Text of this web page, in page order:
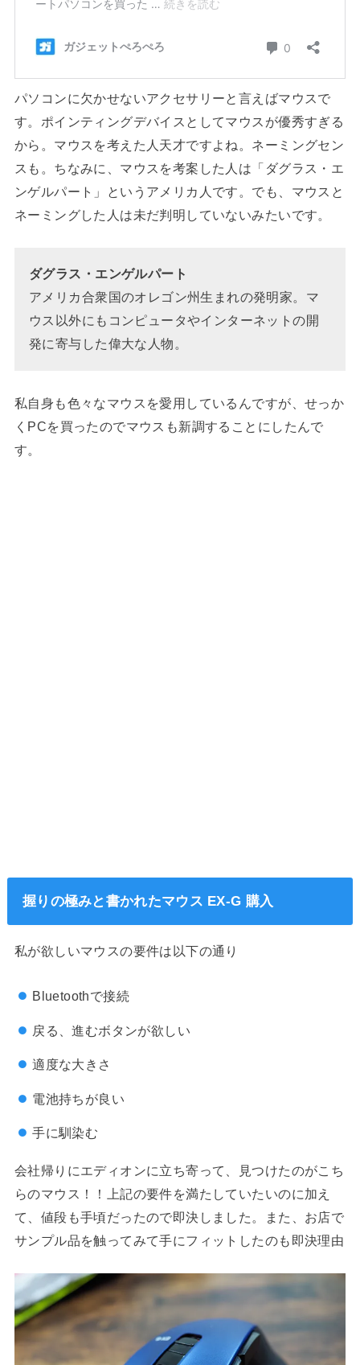
パソコンに欠かせないアクセサリーと言えばマウスで
す。ポインティングデバイスとしてマウスが優秀すぎる
から。マウスを考えた人天才ですよね。ネーミングセン
スも。ちなみに、マウスを考案した人は「ダグラス・エ
ンゲルパート」というアメリカ人です。でも、マウスと
ネーミングした人は未だ判明していないみたいです。
ダグラス・エンゲルパート
アメリカ合衆国のオレゴン州生まれの発明家。マ
ウス以外にもコンピュータやインターネットの開
発に寄与した偉大な人物。
私自身も色々なマウスを愛用しているんですが、せっか
くPCを買ったのでマウスも新調することにしたんで
す。
握りの極みと書かれたマウス EX-G 購入
私が欲しいマウスの要件は以下の通り
Bluetoothで接続
戻る、進むボタンが欲しい
適度な大きさ
電池持ちが良い
手に馴染む
会社帰りにエディオンに立ち寄って、見つけたのがこち
らのマウス！！上記の要件を満たしていたいのに加え
て、値段も手頃だったので即決しました。また、お店で
サンプル品を触ってみて手にフィットしたのも即決理由